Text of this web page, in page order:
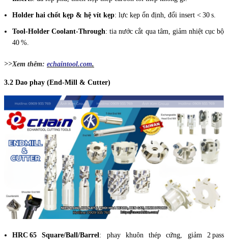
Holder hai chốt kẹp & hệ vít kẹp: lực kẹp ổn định, đổi insert < 30 s.
Tool‑Holder Coolant‑Through: tia nước cắt qua tâm, giảm nhiệt cục bộ
40 %.
>>Xem thêm: echaintool.com.
3.2 Dao phay (End‑Mill & Cutter)
HRC 65 Square/Ball/Barrel: phay khuôn thép cứng, giảm 2 pass